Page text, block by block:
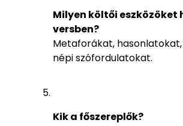
Milyen költői eszközöket
versben?
Metaforákat,
népi szófordulatokat.
Kik a főszereplők?